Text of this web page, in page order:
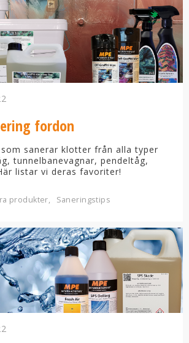
fordon
sanerar klotter från alla typer
tunnelbanevagnar, pendeltåg,
listar vi deras favoriter!
produkter Saneringstips